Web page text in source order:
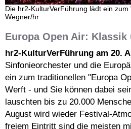
Die hr2-KulturVerFührung lädt ein
Wegner/hr
Europa Open Air: Klassik
hr2-KulturVerFührung am 20.
Sinfonieorchester und die
ein zum traditionellen "Europa
Werft - und Sie können dabei
lauschten bis zu 20.000
August wird wieder Festival-
freiem Eintritt sind die meisten